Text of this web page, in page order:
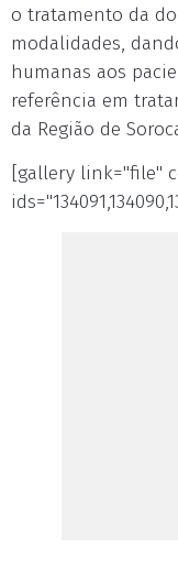
o tratamento da
modalidades,
humanas aos
referência em
da Região de
[gallery link="file"